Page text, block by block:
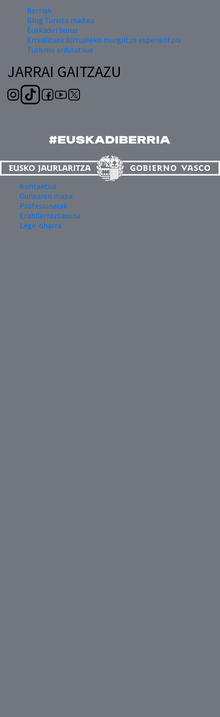
Berriak
Blog Turista maitea
Euskadiri buruz
Errealitate Birtualeko murgiltze esperientzia
Turismo arduratsua
JARRAI GAITZAZU
Kontaktua
Gunearen mapa
Profesionalak
Erabilerraztasuna
Lege-oharra